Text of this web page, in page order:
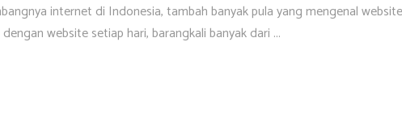
internet di Indonesia, tambah banyak pula yang mengenal
website setiap hari, barangkali banyak dari